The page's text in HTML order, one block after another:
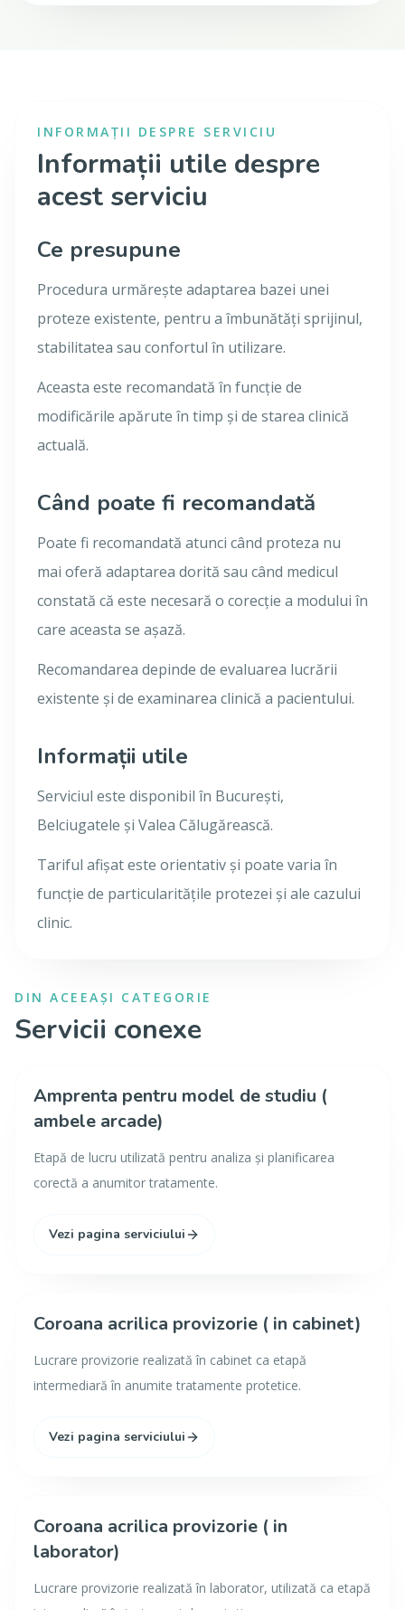
INFORMAȚII DESPRE SERVICIU
Informații utile despre
acest serviciu
Ce presupune
Procedura urmărește adaptarea bazei unei
proteze existente, pentru a îmbunătăți sprijinul,
stabilitatea sau confortul în utilizare.
Aceasta este recomandată în funcție de
modificările apărute în timp și de starea clinică
actuală.
Când poate fi recomandată
Poate fi recomandată atunci când proteza nu
mai oferă adaptarea dorită sau când medicul
constată că este necesară o corecție a modului în
care aceasta se așază.
Recomandarea depinde de evaluarea lucrării
existente și de examinarea clinică a pacientului.
Informații utile
Serviciul este disponibil în București,
Belciugatele și Valea Călugărească.
Tariful afișat este orientativ și poate varia în
funcție de particularitățile protezei și ale cazului
clinic.
DIN ACEEAȘI CATEGORIE
Servicii conexe
Amprenta pentru model de studiu (
ambele arcade)
Etapă de lucru utilizată pentru analiza și planificarea
corectă a anumitor tratamente.
Vezi pagina serviciului
Coroana acrilica provizorie ( in cabinet)
Lucrare provizorie realizată în cabinet ca etapă
intermediară în anumite tratamente protetice.
Vezi pagina serviciului
Coroana acrilica provizorie ( in
laborator)
Lucrare provizorie realizată în laborator, utilizată ca etapă